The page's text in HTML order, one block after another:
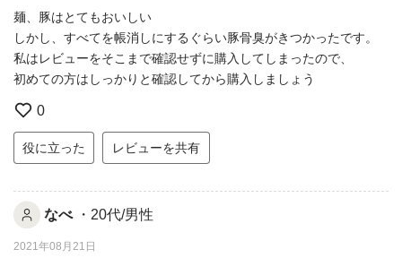
麺、豚はとてもおいしい
しかし、すべてを帳消しにするぐらい豚骨臭がきつかったです。
私はレビューをそこまで確認せずに購入してしまったので、
初めての方はしっかりと確認してから購入しましょう
0
役に立った レビューを共有
なべ ・20代/男性
2021年08月21日